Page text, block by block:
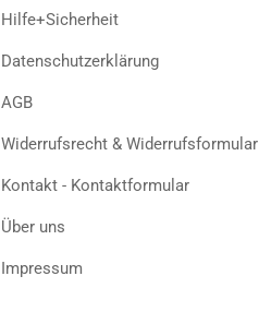
Hilfe+Sicherheit
Datenschutzerklärung
AGB
Widerrufsrecht & Widerrufsformular
Kontakt - Kontaktformular
Über uns
Impressum